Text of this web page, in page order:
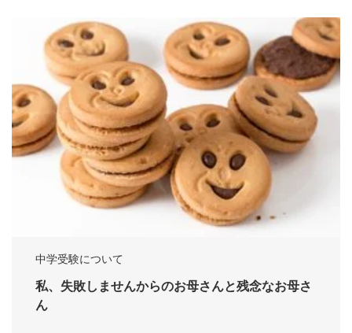
中学受験について
私、失敗しませんからのお母さんと残念なお母さ
ん